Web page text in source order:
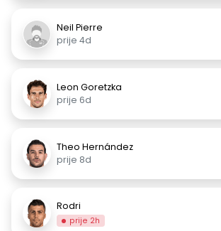
Neil Pierre
prije 4d
Leon Goretzka
prije 6d
Theo Hernández
prije 8d
Rodri
prije 2h